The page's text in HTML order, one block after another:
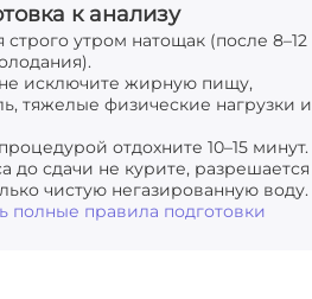
к анализу
строго утром натощак (после 8–12
исключите жирную пищу,
тяжелые физические нагрузки и
отдохните 10–15 минут.
до сдачи не курите, разрешается
чистую негазированную воду.
полные правила подготовки